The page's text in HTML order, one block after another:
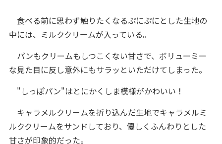
食べる前に思わず触りたくなるぷにぷにとした生地の
中には、ミルククリームが入っている。
パンもクリームもしつこくない甘さで、ボリューミー
な見た目に反し意外にもサラッといただけてしまった。
"しっぽパン"はとにかくしま模様がかわいい！
キャラメルクリームを折り込んだ生地でキャラメルミ
ルククリームをサンドしており、優しくふんわりとした
甘さが印象的だった。